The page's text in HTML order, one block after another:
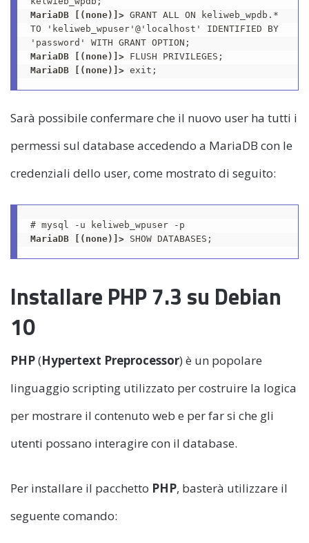
MariaDB [(none)]> GRANT ALL ON keliweb_wpdb.*
TO 'keliweb_wpuser'@'localhost' IDENTIFIED BY
MariaDB [(none)]>
MariaDB [(none)]> exit;
Sarà possibile confermare che il nuovo user ha tutti i
permessi sul database accedendo a MariaDB con le
credenziali dello user, come mostrato di seguito:
MariaDB [(none)]> SHOW DATABASES;
Installare PHP 7.3 su Debian
10
PHP(Hypertext Preprocessor) è un popolare
linguaggio scripting utilizzato per costruire la logica
per mostrare il contenuto web e per far si che gli
utenti possano interagire con il database.
Per installare il pacchetto PHP, basterà utilizzare il
seguente comando: